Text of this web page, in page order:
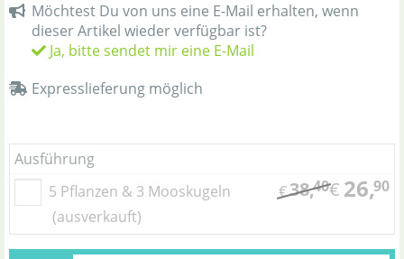
Möchtest Du von uns eine E-Mail erhalten, wenn
dieser Artikel wieder verfügbar ist?
Ja, bitte sendet mir eine E-Mail
Expresslieferung möglich
Ausführung
5 Pflanzen & 3 Mooskugeln
(ausverkauft)
€38,40€ 26,90